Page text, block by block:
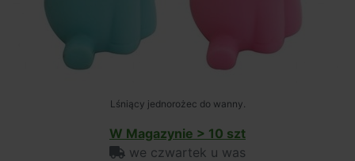
Lśniący jednorożec do wanny.
W Magazynie > 10 szt
we czwartek u was